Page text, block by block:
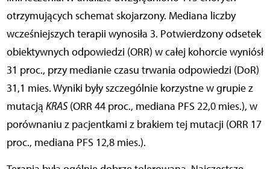
otrzymujących schemat skojarzony. Mediana liczby
wcześniejszych terapii wynosiła 3. Potwierdzony odsetek
obiektywnych odpowiedzi (ORR) w całej kohorcie wyniósł
31 proc., przy medianie czasu trwania odpowiedzi (DoR)
31,1 mies. Wyniki były szczególnie korzystne w grupie z
mutacją KRAS(ORR 44 proc., mediana PFS 22,0 mies.), w
porównaniu z pacjentkami z brakiem tej mutacji (ORR 17
proc., mediana PFS 12,8 mies.).